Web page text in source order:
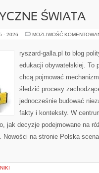
ŚWIATA
- 2026 MOŻLIWOŚĆ
ryszard-galla.pl to blog
edukacji obywatelskiej. To
chcą pojmować
śledzić procesy
jednocześnie budować
fakty i konteksty. W
jak decyzje podejmowane na
Nowości na stronie Polska